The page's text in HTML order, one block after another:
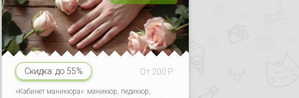
Скидка: до 55% От 200 Р.
«Кабинет маникюра»: маникюр, педикюр,